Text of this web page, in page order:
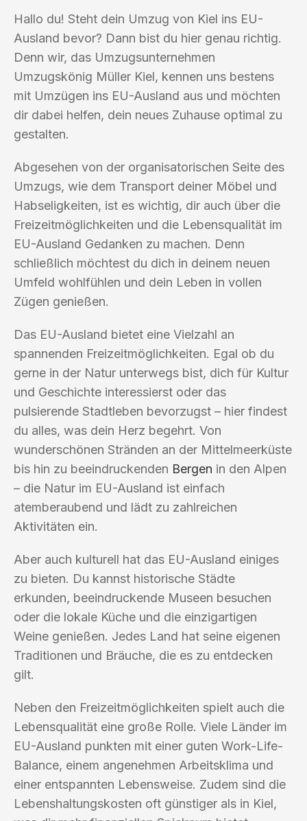
Hallo du! Steht dein Umzug von Kiel ins EU-
Ausland bevor? Dann bist du hier genau richtig.
Denn wir, das Umzugsunternehmen
Umzugskönig Müller Kiel, kennen uns bestens
mit Umzügen ins EU-Ausland aus und möchten
dir dabei helfen, dein neues Zuhause optimal zu
gestalten.
Abgesehen von der organisatorischen Seite des
Umzugs, wie dem Transport deiner Möbel und
Habseligkeiten, ist es wichtig, dir auch über die
Freizeitmöglichkeiten und die Lebensqualität im
EU-Ausland Gedanken zu machen. Denn
schließlich möchtest du dich in deinem neuen
Umfeld wohlfühlen und dein Leben in vollen
Zügen genießen.
Das EU-Ausland bietet eine Vielzahl an
spannenden Freizeitmöglichkeiten. Egal ob du
gerne in der Natur unterwegs bist, dich für Kultur
und Geschichte interessierst oder das
pulsierende Stadtleben bevorzugst – hier findest
du alles, was dein Herz begehrt. Von
wunderschönen Stränden an der Mittelmeerküste
bis hin zu beeindruckenden Bergen in den Alpen
– die Natur im EU-Ausland ist einfach
atemberaubend und lädt zu zahlreichen
Aktivitäten ein.
Aber auch kulturell hat das EU-Ausland einiges
zu bieten. Du kannst historische Städte
erkunden, beeindruckende Museen besuchen
oder die lokale Küche und die einzigartigen
Weine genießen. Jedes Land hat seine eigenen
Traditionen und Bräuche, die es zu entdecken
gilt.
Neben den Freizeitmöglichkeiten spielt auch die
Lebensqualität eine große Rolle. Viele Länder im
EU-Ausland punkten mit einer guten Work-Life-
Balance, einem angenehmen Arbeitsklima und
einer entspannten Lebensweise. Zudem sind die
Lebenshaltungskosten oft günstiger als in Kiel,